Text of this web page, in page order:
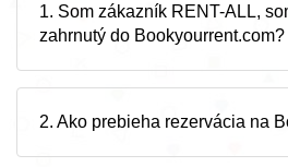
1. Som zákazník RENT-ALL,
zahrnutý do Bookyourrent.com?
2. Ako prebieha rezervácia na